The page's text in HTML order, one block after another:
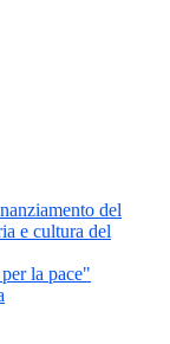
del
e cultura del
la pace"